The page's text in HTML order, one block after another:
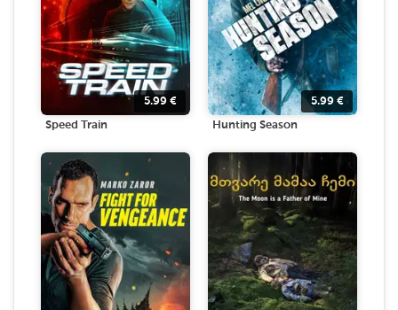
5.99 €
Speed Train
5.99 €
Hunting Season